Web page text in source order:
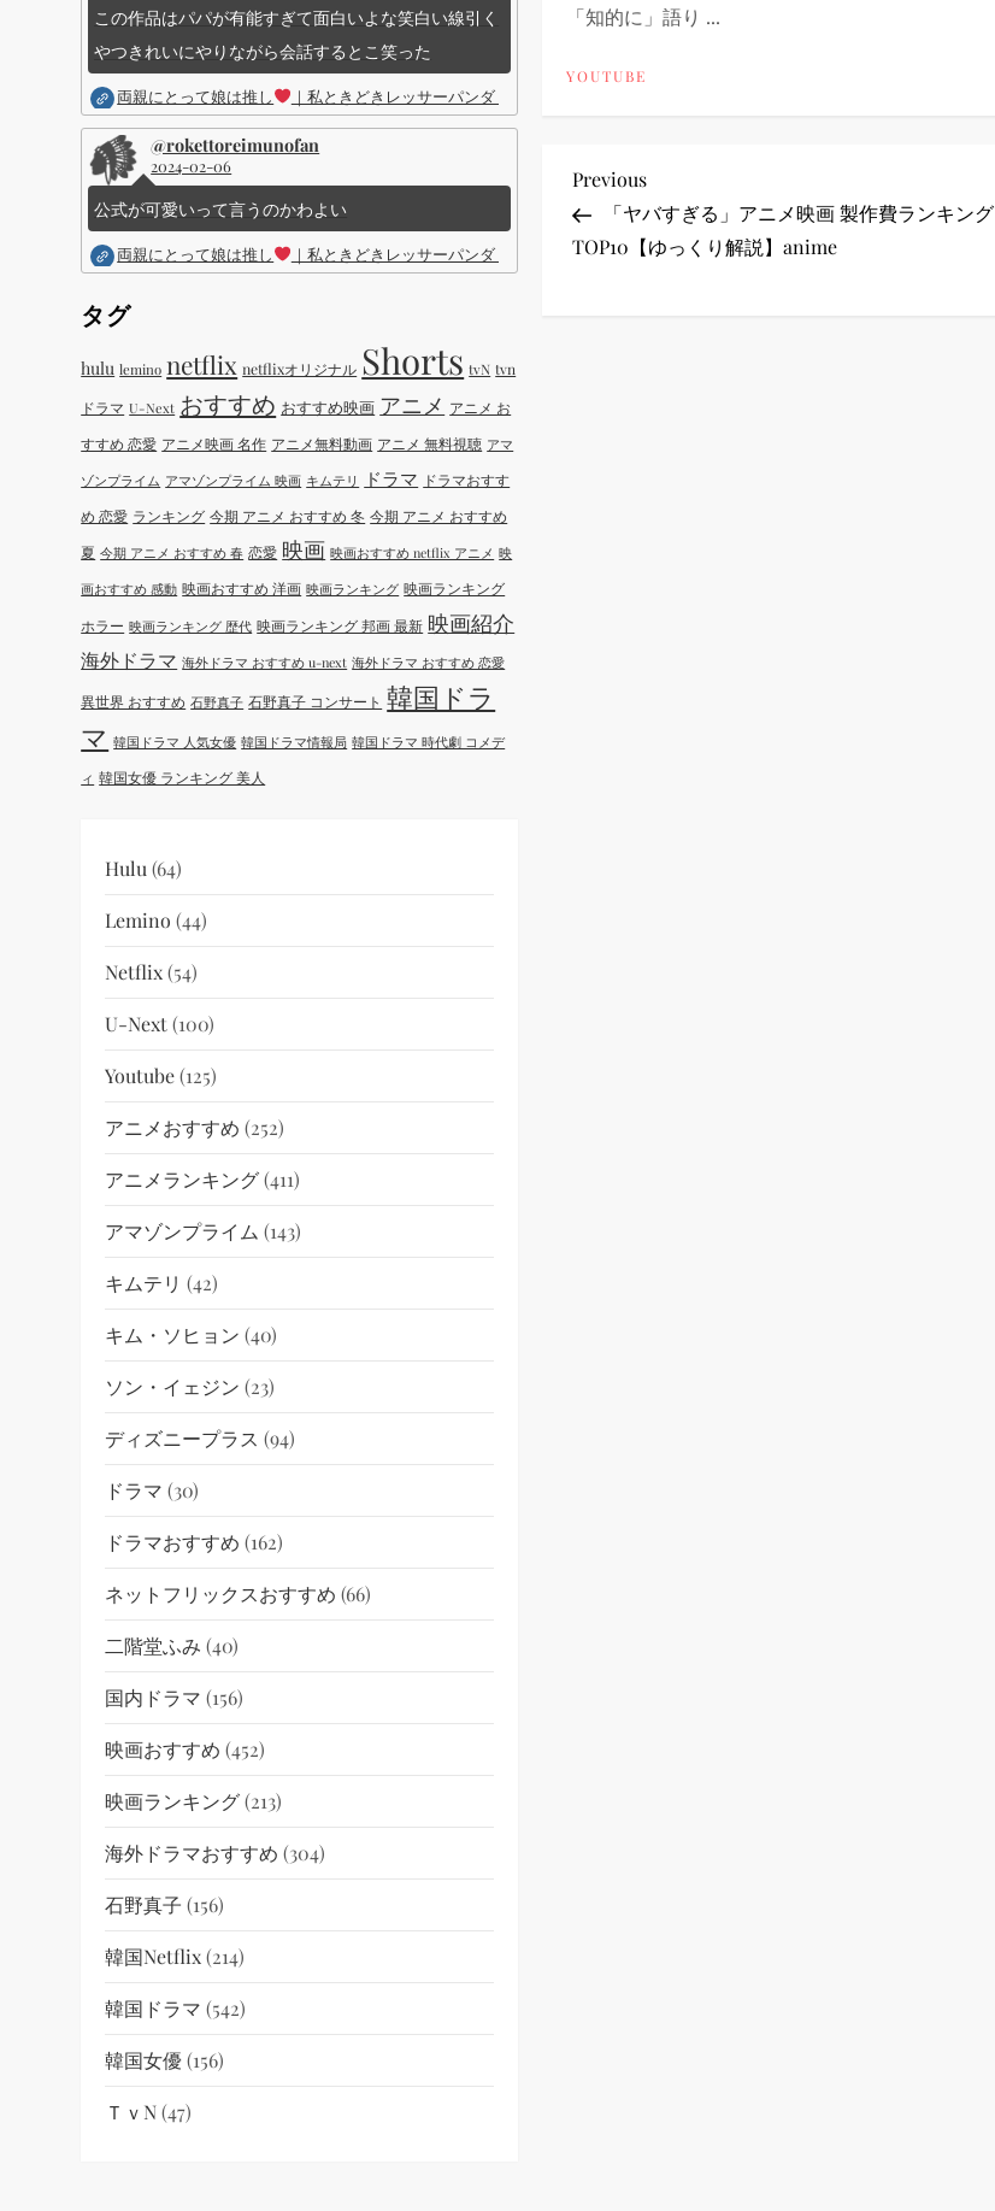
「知的に」語り ...
YOUTUBE
投
稿
Previous
Post
Previous
「ヤバすぎる」アニメ映画 製作費ランキング
TOP10【ゆっくり解説】anime
この作品はパパが有能すぎて面白いよな笑白い線引く
やつきれいにやりながら会話するとこ笑った
両親にとって娘は推し ｜私ときどきレッサーパンダ ｜Disney (ディズニープラス）
@rokettoreimunofan
2024-02-06
公式が可愛いって言うのかわよい
両親にとって娘は推し ｜私ときどきレッサーパンダ ｜Disney (ディズニープラス）
タグ
hulu lemino netflix netflixオリジナル Shorts tvN tvn
ドラマ U-Next おすすめ おすすめ映画 アニメ アニメ お
すすめ 恋愛 アニメ映画 名作 アニメ無料動画 アニメ 無料視聴 アマ
ゾンプライム アマゾンプライム 映画 キムテリ ドラマ ドラマおすす
め 恋愛 ランキング 今期 アニメ おすすめ 冬 今期 アニメ おすすめ
夏 今期 アニメ おすすめ 春 恋愛 映画 映画おすすめ netflix アニメ 映
画おすすめ 感動 映画おすすめ 洋画 映画ランキング 映画ランキング
ホラー 映画ランキング 歴代 映画ランキング 邦画 最新 映画紹介
海外ドラマ 海外ドラマ おすすめ u-next 海外ドラマ おすすめ 恋愛
異世界 おすすめ 石野真子 石野真子 コンサート 韓国ドラ
マ 韓国ドラマ 人気女優 韓国ドラマ情報局 韓国ドラマ 時代劇 コメデ
ィ 韓国女優 ランキング 美人
Hulu (64)
Lemino (44)
Netflix(54)
U-Next(100)
Youtube(125)
アニメおすすめ (252)
アニメランキング(411)
アマゾンプライム (143)
キムテリ (42)
キム・ソヒョン (40)
ソン・イェジン (23)
ディズニープラス (94)
ドラマ (30)
ドラマおすすめ (162)
ネットフリックスおすすめ (66)
二階堂ふみ (40)
国内ドラマ (156)
映画おすすめ (452)
映画ランキング(213)
海外ドラマおすすめ (304)
石野真子 (156)
韓国netflix(214)
韓国ドラマ (542)
韓国女優(156)
ＴｖN(47)